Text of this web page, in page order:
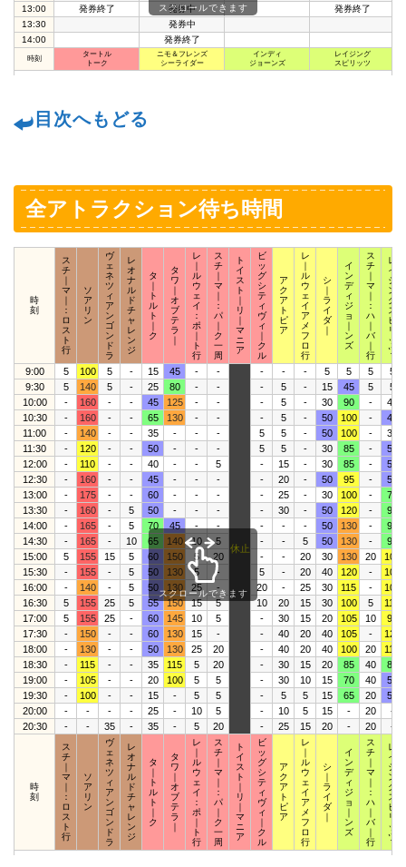
13:00
発券終了 発券中
発券終了
13:30
発券中
14:00
発券終了
時刻
タートル
トーク
ニモ＆フレンズ
シーライダー
インディ
ジョーンズ
レイジング
スピリッツ
スクロールできます
目次へもどる
全アトラクション待ち時間
時
刻
ス
チ
｜
マ
｜
：
ロ
ス
ト
行
ソ
ア
リ
ン
ヴ
ェ
ネ
ツ
ィ
ア
ン
ゴ
ン
ド
ラ
レ
オ
ナ
ル
ド
チ
ャ
レ
ン
ジ
タ
｜
ト
ル
ト
｜
ク
タ
ワ
｜
オ
ブ
テ
ラ
｜
レ
｜
ル
ウ
ェ
イ
：
ポ
｜
ト
行
ス
チ
｜
マ
｜
：
パ
｜
ク
一
周
ト
イ
ス
ト
｜
リ
｜
マ
ニ
ア
ビ
ッ
グ
シ
テ
ィ
ヴ
ィ
｜
ク
ル
ア
ク
ア
ト
ピ
ア
レ
｜
ル
ウ
ェ
イ
ア
メ
フ
ロ
行
シ
｜
ラ
イ
ダ
｜
イ
ン
デ
ィ
ジ
ョ
｜
ン
ズ
ス
チ
｜
マ
｜
：
ハ
｜
バ
｜
行
レ
イ
ジ
ン
グ
ス
ピ
リ
ッ
ツ
9:00 5 100 5 - 15 45 - -
休止
- - - 5 5 5
5
9:30
5 140 5 - 25 80 - - - 5 - 15 45 5
5
10:00
- 160 - - 45 125 - - - 5 - 30 90 -
40
10:30
- 160 - - 65 130 - - - 5 - 50 100 -
45
11:00
- 140 - - 35 - - - 5 5 - 50 100 -
35
11:30
- 120 - - 50 - - - 5 5 - 30 85 -
50
12:00
- 110 - - 40 - - 5 - 15 - 30 85 -
50
12:30
- 160 - - 45 - - - - 20 - 50 95 -
55
13:00
- 175 - - 60 - - - - 25 - 30 100 -
70
13:30
- 160 - 5 50 - - - - 30 - 50 120 -
90
14:00
- 165 - 5 70 45 - - - - - 50 130 -
90
14:30
- 165 - 10 65 140 10 5 - - 5 50 130 -
90
15:00
5 155 15 5 60 150 5 20 - - 20 30 130 20
105
15:30
- 155 - 5 50 130 5 - 5 - 20 40 120 -
105
16:00
- 140 - 5 50 130 25 - 20 - 25 30 115 -
105
16:30
5 155 25 5 55 150 15 5 10 20 15 30 100 5
110
17:00
5 155 25 - 60 145 10 5 - 30 15 20 105 10
95
17:30
- 150 - - 60 130 15 - - 40 20 40 105 -
120
18:00
- 130 - - 50 130 25 20 - 40 20 40 100 20
110
18:30
- 115 - - 35 115 5 20 - 30 15 20 85 40
80
19:00
- 105 - - 20 100 5 5 - 30 10 15 70 40
50
19:30
- 100 - - 15 - 5 5 - 5 5 15 65 20
50
20:00
- - - - 25 - 10 5 - 10 5 15 - 20
-
20:30
- - 35 - 35 - 5 20 - 25 15 20 - 20 -
時
刻
ス
チ
｜
マ
｜
：
ロ
ス
ト
行
ソ
ア
リ
ン
ヴ
ェ
ネ
ツ
ィ
ア
ン
ゴ
ン
ド
ラ
レ
オ
ナ
ル
ド
チ
ャ
レ
ン
ジ
タ
｜
ト
ル
ト
｜
ク
タ
ワ
｜
オ
ブ
テ
ラ
｜
レ
｜
ル
ウ
ェ
イ
：
ポ
｜
ト
行
ス
チ
｜
マ
｜
：
パ
｜
ク
一
周
ト
イ
ス
ト
｜
リ
｜
マ
ニ
ア
ビ
ッ
グ
シ
テ
ィ
ヴ
ィ
｜
ク
ル
ア
ク
ア
ト
ピ
ア
レ
｜
ル
ウ
ェ
イ
ア
メ
フ
ロ
行
シ
｜
ラ
イ
ダ
｜
イ
ン
デ
ィ
ジ
ョ
｜
ン
ズ
ス
チ
｜
マ
｜
：
ハ
｜
バ
｜
行
レ
イ
ジ
ン
グ
ス
ピ
リ
ッ
ツ
スクロールできます